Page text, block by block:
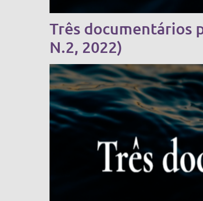
Três documentários
N.2, 2022)